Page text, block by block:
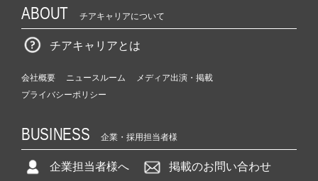
ABOUT チアキャリアについて
チアキャリアとは
会社概要 ニュースルーム
メディア出演・掲載
プライバシーポリシー
BUSINESS 企業・採用担当者様
企業担当者様へ 掲載のお問い合わせ